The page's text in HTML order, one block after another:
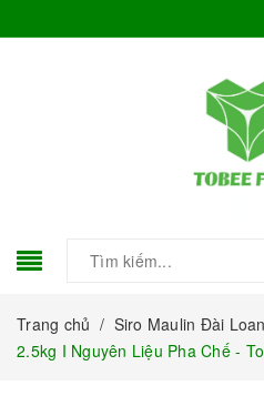
Trang chủ / Siro Maulin Đài Loan
2.5kg I Nguyên Liệu Pha Chế -